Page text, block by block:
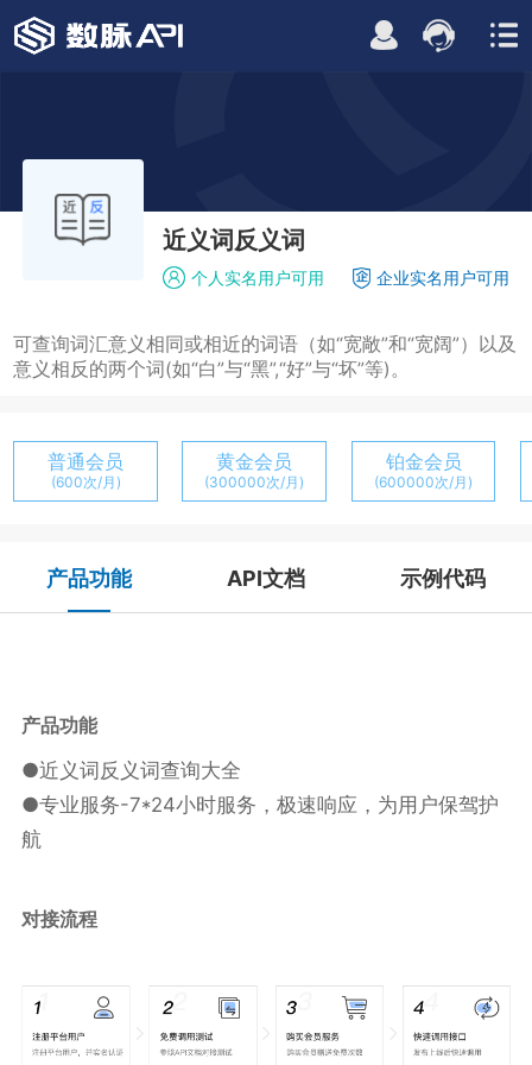
近义词反义词
个人实名用户可用 企业实名用户可用
可查询词汇意义相同或相近的词语（如“宽敞”和“宽阔”）以及
意义相反的两个词(如“白”与“黑”,“好”与“坏”等)。
普通会员
(600次/月)
黄金会员
(300000次/月)
铂金会员
(600000次/月)
产品功能 API文档 示例代码
产品功能
●近义词反义词查询大全
●专业服务-7*24小时服务，极速响应，为用户保驾护
航
对接流程